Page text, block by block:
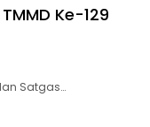
Ke-129
Satgas…